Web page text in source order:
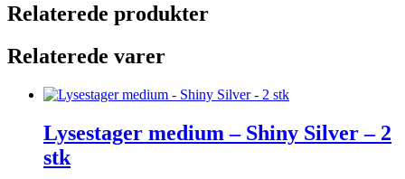
Relaterede produkter
Relaterede varer
Lysestager medium – Shiny Silver – 2
stk